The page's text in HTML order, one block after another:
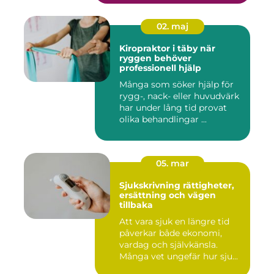
02. maj
Kiropraktor i täby när
ryggen behöver
professionell hjälp
Många som söker hjälp för
rygg-, nack- eller huvudvärk
har under lång tid provat
olika behandlingar ...
05. mar
Sjukskrivning rättigheter,
ersättning och vägen
tillbaka
Att vara sjuk en längre tid
påverkar både ekonomi,
vardag och självkänsla.
Många vet ungefär hur sju...